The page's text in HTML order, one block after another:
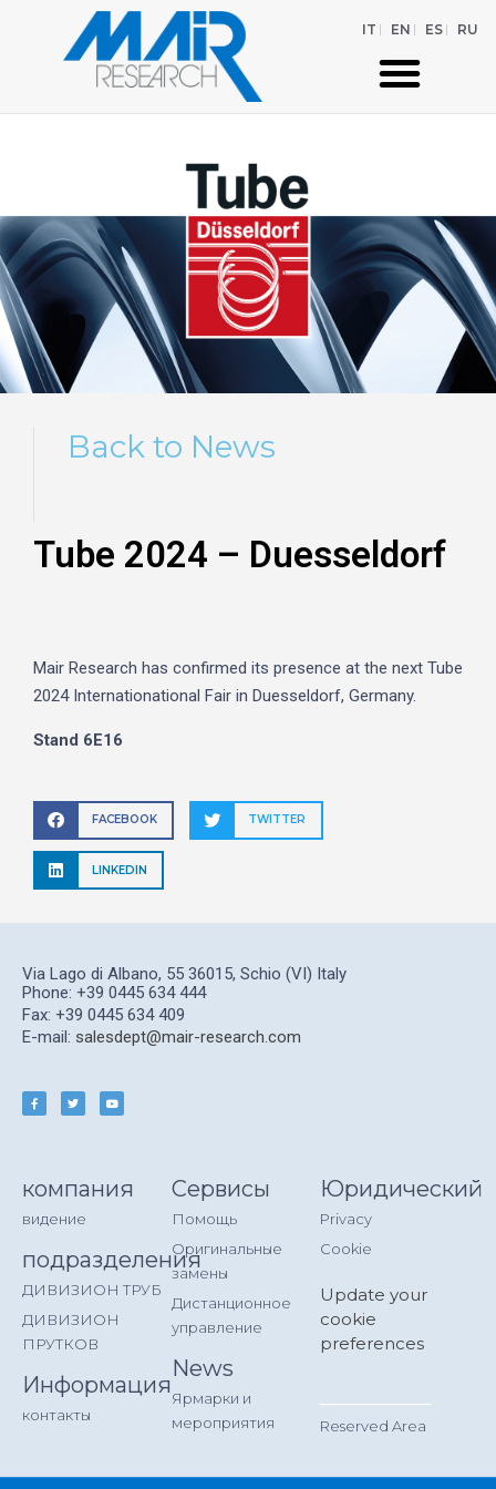
IT EN ES RU
Tube 2024 – Duesseldorf
Mair Research has confirmed its presence at the next Tube
2024 Internationational Fair in Duesseldorf, Germany.
Stand 6E16
FACEBOOK TWITTER
LINKEDIN
Back to News
Via Lago di Albano, 55 36015, Schio (VI) Italy
Phone: +39 0445 634 444
Fax: +39 0445 634 409
E-mail: salesdept@mair-research.com
компания
видение
подразделения
ДИВИЗИОН ТРУБ
ДИВИЗИОН
ПРУТКОВ
Информация
контакты
Сервисы
Помощь
Оригинальные
замены
Дистанционное
управление
News
Ярмарки и
мероприятия
Юридический
Privacy
Cookie
Update your
cookie
preferences
Reserved Area